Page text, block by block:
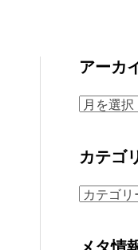
アーカ
ア
イ
ブ
カテゴ
カ